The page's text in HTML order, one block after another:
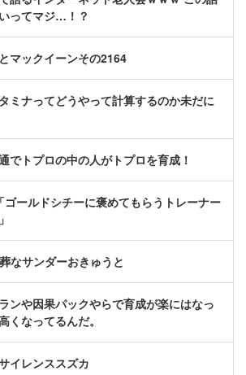
ってマジ…！？
マックイーンその2164
ミナってどうやって計算するのか未だに
でトプロの中の人がトプロを育成！
ゴールドシチーに褒めてもらうトレーナー
なサンダーおきゅうと
ンや因果パックやらで育成が楽にはなっ
くなってるんだ。
イレンススズカ